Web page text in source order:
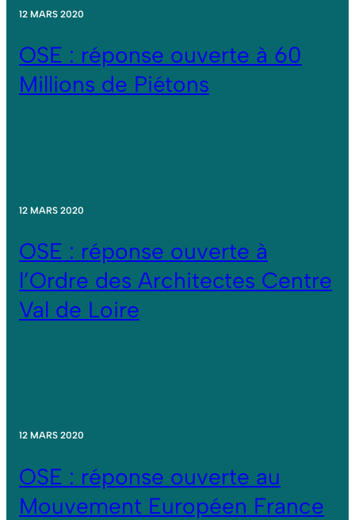
12 MARS 2020
OSE : réponse ouverte à 60
Millions de Piétons
12 MARS 2020
OSE : réponse ouverte à
l’Ordre des Architectes Centre
Val de Loire
12 MARS 2020
OSE : réponse ouverte au
Mouvement Européen France